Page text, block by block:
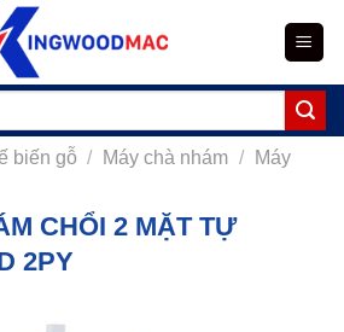
biến gỗ / Máy chà nhám /
Máy
CHỔI 2 MẶT TỰ
2PY